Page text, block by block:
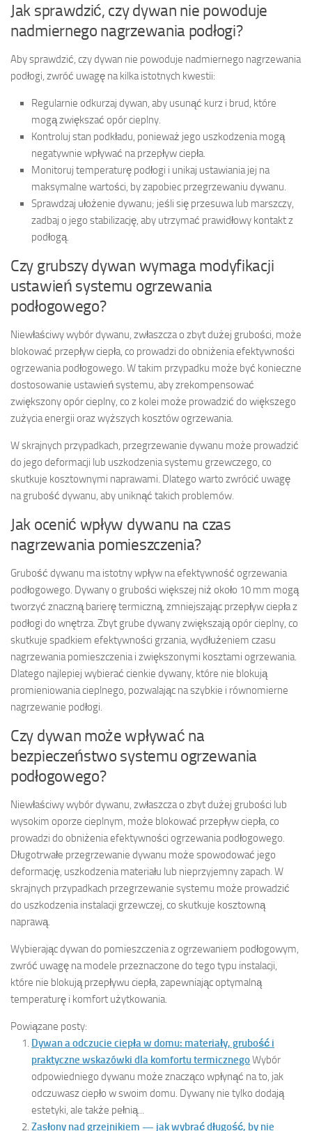
Jak sprawdzić, czy dywan nie powoduje
nadmiernego nagrzewania podłogi?
Aby sprawdzić, czy dywan nie powoduje nadmiernego nagrzewania
podłogi, zwróć uwagę na kilka istotnych kwestii:
Regularnie odkurzaj dywan, aby usunąć kurz i brud, które
mogą zwiększać opór cieplny.
Kontroluj stan podkładu, ponieważ jego uszkodzenia mogą
negatywnie wpływać na przepływ ciepła.
Monitoruj temperaturę podłogi i unikaj ustawiania jej na
maksymalne wartości, by zapobiec przegrzewaniu dywanu.
Sprawdzaj ułożenie dywanu; jeśli się przesuwa lub marszczy,
zadbaj o jego stabilizację, aby utrzymać prawidłowy kontakt z
podłogą.
Czy grubszy dywan wymaga modyfikacji
ustawień systemu ogrzewania
podłogowego?
Niewłaściwy wybór dywanu, zwłaszcza o zbyt dużej grubości, może
blokować przepływ ciepła, co prowadzi do obniżenia efektywności
ogrzewania podłogowego. W takim przypadku może być konieczne
dostosowanie ustawień systemu, aby zrekompensować
zwiększony opór cieplny, co z kolei może prowadzić do większego
zużycia energii oraz wyższych kosztów ogrzewania.
W skrajnych przypadkach, przegrzewanie dywanu może prowadzić
do jego deformacji lub uszkodzenia systemu grzewczego, co
skutkuje kosztownymi naprawami. Dlatego warto zwrócić uwagę
na grubość dywanu, aby uniknąć takich problemów.
Jak ocenić wpływ dywanu na czas
nagrzewania pomieszczenia?
Grubość dywanu ma istotny wpływ na efektywność ogrzewania
podłogowego. Dywany o grubości większej niż około 10 mm mogą
tworzyć znaczną barierę termiczną, zmniejszając przepływ ciepła z
podłogi do wnętrza. Zbyt grube dywany zwiększają opór cieplny, co
skutkuje spadkiem efektywności grzania, wydłużeniem czasu
nagrzewania pomieszczenia i zwiększonymi kosztami ogrzewania.
Dlatego najlepiej wybierać cienkie dywany, które nie blokują
promieniowania cieplnego, pozwalając na szybkie i równomierne
nagrzewanie podłogi.
Czy dywan może wpływać na
bezpieczeństwo systemu ogrzewania
podłogowego?
Niewłaściwy wybór dywanu, zwłaszcza o zbyt dużej grubości lub
wysokim oporze cieplnym, może blokować przepływ ciepła, co
prowadzi do obniżenia efektywności ogrzewania podłogowego.
Długotrwałe przegrzewanie dywanu może spowodować jego
deformację, uszkodzenia materiału lub nieprzyjemny zapach. W
skrajnych przypadkach przegrzewanie systemu może prowadzić
do uszkodzenia instalacji grzewczej, co skutkuje kosztowną
naprawą.
Wybierając dywan do pomieszczenia z ogrzewaniem podłogowym,
zwróć uwagę na modele przeznaczone do tego typu instalacji,
które nie blokują przepływu ciepła, zapewniając optymalną
temperaturę i komfort użytkowania.
Powiązane posty:
Dywan a odczucie ciepła w domu: materiały, grubość i
praktyczne wskazówki dla komfortu termicznegoWybór
odpowiedniego dywanu może znacząco wpłynąć na to, jak
odczuwasz ciepło w swoim domu. Dywany nie tylko dodają
estetyki, ale także pełnią...
Zasłony nad grzejnikiem — jak wybrać długość, by nie